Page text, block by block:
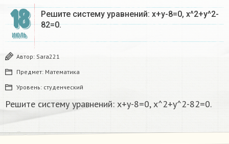
18
ИЮЛЬ
Решите систему уравнений: x+y-8=0, x^2+y^2-
82=0.
Автор: Sara221
Предмет: Математика
Уровень: студенческий
Решите систему уравнений: x+y-8=0, x^2+y^2-82=0.